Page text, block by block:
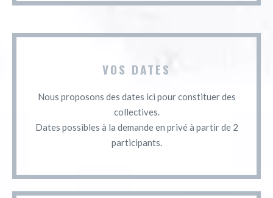
VOS DATES
Nous proposons des dates ici pour constituer des
collectives.
Dates possibles à la demande en privé à partir de 2
participants.